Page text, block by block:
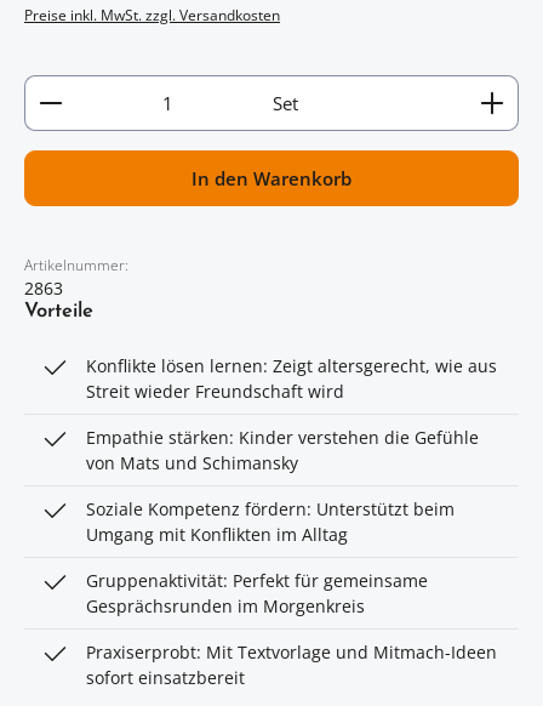
Preise inkl. MwSt. zzgl. Versandkosten
Artikel Anzahl: Gib den gewünschten Wert ein
Set
In den Warenkorb
Artikelnummer:
2863
Vorteile
Konflikte lösen lernen: Zeigt altersgerecht, wie aus
Streit wieder Freundschaft wird
Empathie stärken: Kinder verstehen die Gefühle
von Mats und Schimansky
Soziale Kompetenz fördern: Unterstützt beim
Umgang mit Konflikten im Alltag
Gruppenaktivität: Perfekt für gemeinsame
Gesprächsrunden im Morgenkreis
Praxiserprobt: Mit Textvorlage und Mitmach-Ideen
sofort einsatzbereit